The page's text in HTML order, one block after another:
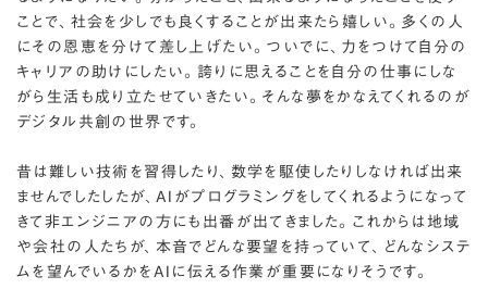
ことで、社会を少しでも良くすることが出来たら嬉しい。多くの人
にその恩恵を分けて差し上げたい。ついでに、力をつけて自分の
キャリアの助けにしたい。誇りに思えることを自分の仕事にしな
がら生活も成り立たせていきたい。そんな夢をかなえてくれるのが
デジタル共創の世界です。
昔は難しい技術を習得したり、数学を駆使したりしなければ出来
ませんでしたしたが、AIがプログラミングをしてくれるようになって
きて非エンジニアの方にも出番が出てきました。これからは地域
や会社の人たちが、本音でどんな要望を持っていて、どんなシステ
ムを望んでいるかをAIに伝える作業が重要になりそうです。